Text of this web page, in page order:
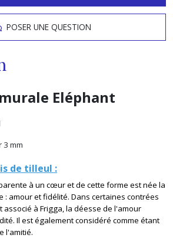
POSER UNE QUESTION
Eléphant
3 mm
de tilleul :
à un cœur et de cette forme est née la
: amour et fidélité. Dans certaines contrées
à Frigga, la déesse de l'amour
Il est également considéré comme étant
l'amitié.